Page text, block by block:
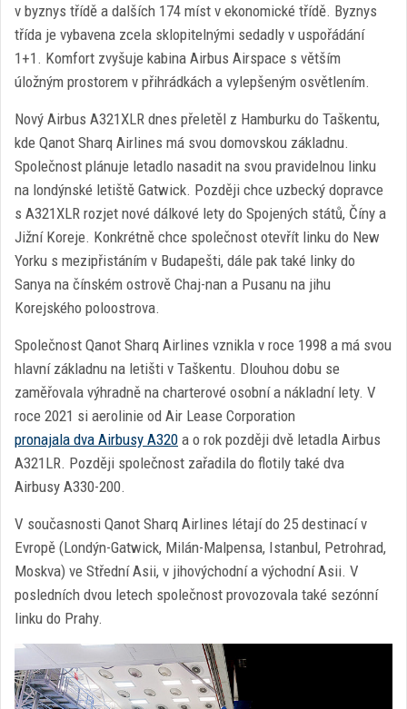
v byznys třídě a dalších 174 míst v ekonomické třídě. Byznys
třída je vybavena zcela sklopitelnými sedadly v uspořádání
1+1. Komfort zvyšuje kabina Airbus Airspace s větším
úložným prostorem v přihrádkách a vylepšeným osvětlením.
Nový Airbus A321XLR dnes přeletěl z Hamburku do Taškentu,
kde Qanot Sharq Airlines má svou domovskou základnu.
Společnost plánuje letadlo nasadit na svou pravidelnou linku
na londýnské letiště Gatwick. Později chce uzbecký dopravce
s A321XLR rozjet nové dálkové lety do Spojených států, Číny a
Jižní Koreje. Konkrétně chce společnost otevřít linku do New
Yorku s mezipřistáním v Budapešti, dále pak také linky do
Sanya na čínském ostrově Chaj-nan a Pusanu na jihu
Korejského poloostrova.
Společnost Qanot Sharq Airlines vznikla v roce 1998 a má svou
hlavní základnu na letišti v Taškentu. Dlouhou dobu se
zaměřovala výhradně na charterové osobní a nákladní lety. V
roce 2021 si aerolinie od Air Lease Corporation
pronajala dva Airbusy A320 a o rok později dvě letadla Airbus
A321LR. Později společnost zařadila do flotily také dva
Airbusy A330-200.
V současnosti Qanot Sharq Airlines létají do 25 destinací v
Evropě (Londýn-Gatwick, Milán-Malpensa, Istanbul, Petrohrad,
Moskva) ve Střední Asii, v jihovýchodní a východní Asii. V
posledních dvou letech společnost provozovala také sezónní
linku do Prahy.